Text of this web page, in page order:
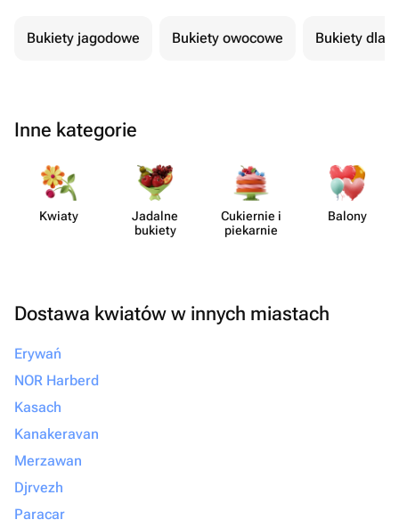
Bukiety jagodowe Bukiety owocowe Bukiety dla
Inne kategorie
Kwiaty
Jadalne
bukiety
Cukiernie i
piekarnie
Balony
Dostawa kwiatów w innych miastach
Erywań
NOR Harberd
Kasach
Kanakeravan
Merzawan
Djrvezh
Paracar